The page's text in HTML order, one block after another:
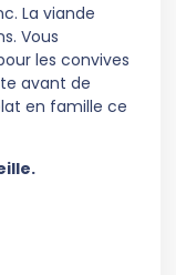
La viande
Vous
les convives
avant de
en famille ce